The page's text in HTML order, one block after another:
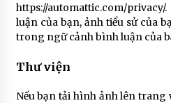
4 năm ago
https://automattic.com/
luận của bạn, ảnh tiểu sử của
trong ngữ cảnh bình luận của
Thư viện
Nếu bạn tải hình ảnh lên trang